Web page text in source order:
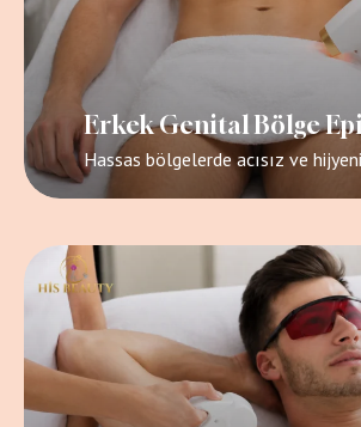
Erkek Genital Bölge
Hassas bölgelerde acısız ve